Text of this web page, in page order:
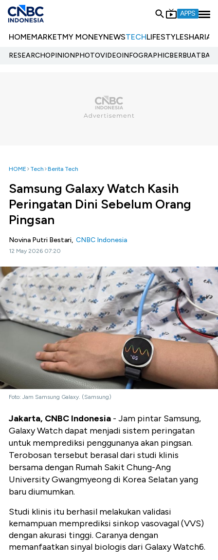
APPS
HOMEMARKETMY MONEYNEWSTECHLIFESTYLESHARIA
RESEARCHOPINIONPHOTOVIDEOINFOGRAPHIC
HOME Tech Berita Tech
Samsung Galaxy Watch Kasih
Peringatan Dini Sebelum Orang
Pingsan
Novina Putri Bestari, CNBC Indonesia
12 May 2026 07:20
Foto: Jam Samsung Galaxy. (Samsung)
Jakarta, CNBC Indonesia - Jam pintar Samsung,
Galaxy Watch dapat menjadi sistem peringatan
untuk memprediksi penggunanya akan pingsan.
Terobosan tersebut berasal dari studi klinis
bersama dengan Rumah Sakit Chung-Ang
University Gwangmyeong di Korea Selatan yang
baru diumumkan.
Studi klinis itu berhasil melakukan validasi
kemampuan memprediksi sinkop vasovagal (VVS)
dengan akurasi tinggi. Caranya dengan
memanfaatkan sinyal biologis dari Galaxy Watch6.